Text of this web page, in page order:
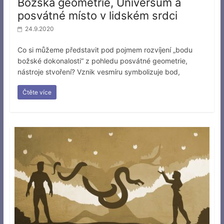
posvátné místo v lidském srdci
24.9.2020
Co si můžeme představit pod pojmem rozvíjení „bodu
božské dokonalosti“ z pohledu posvátné geometrie,
nástroje stvoření? Vznik vesmíru symbolizuje bod,
Čtěte více